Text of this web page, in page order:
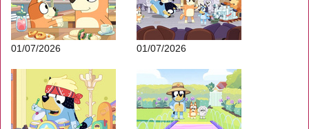
01/07/2026 01/07/2026